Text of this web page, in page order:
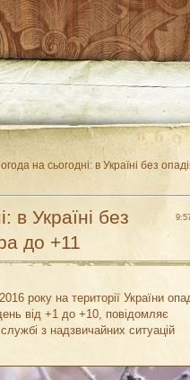
на сьогодні: в Україні без
в Україні без
до +11
року на території України
від +1 до +10, повідомляє
з надзвичайних ситуацій